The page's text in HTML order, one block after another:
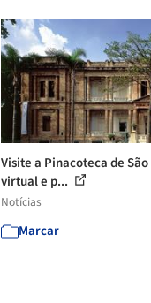
Visite a Pinacoteca de
virtual e p...
Notícias
Marcar